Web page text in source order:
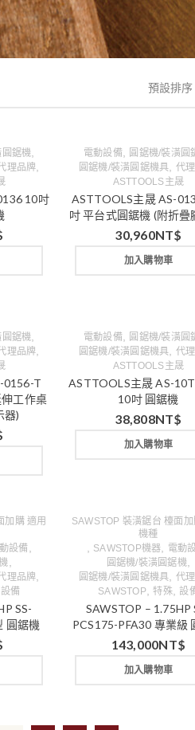
預設排序
圓鋸機
理品牌
10吋
電動設備, 圓鋸機/裝潢圓
圓鋸機/裝潢圓鋸機具 代
ASTTOOLS主晟
ASTTOOLS主晟 AS-
吋 平台式圓鋸機 (附折疊
30,960NT$
加入購物車
圓鋸機
理品牌
0156-T
工作桌
器)
電動設備, 圓鋸機/裝潢圓
圓鋸機/裝潢圓鋸機具 代
ASTTOOLS主晟
ASTTOOLS主晟 AS-
10吋 圓鋸機
38,808NT$
加入購物車
加購 適用
設備
理品牌
設備
SS-
圓鋸機
SAWSTOP 裝潢鋸台 檯面加
機種
SAWSTOP機器 電動
圓鋸機/裝潢圓鋸機
圓鋸機/裝潢圓鋸機具 代
SAWSTOP ,特殊, 設
SAWSTOP – 1.75HP
PCS175-PFA30 專業級
143,000NT$
加入購物車